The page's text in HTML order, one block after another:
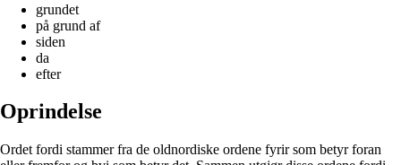
grundet
på grund af
siden
da
efter
Oprindelse
Ordet fordi stammer fra de oldnordiske ordene fyrir som betyr foran